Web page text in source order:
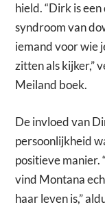
hield. “Dirk is
syndroom van
iemand voor wie
zitten als kijker,”
Meiland boek.
De invloed van
persoonlijkheid
positieve manier.
vind Montana
haar leven is,”